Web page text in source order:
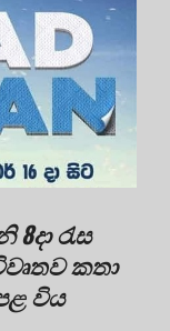
රැස
කතා
විය